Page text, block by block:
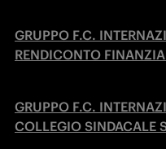
GRUPPO F.C.
RENDICONTO
GRUPPO F.C.
COLLEGIO SINDACALE